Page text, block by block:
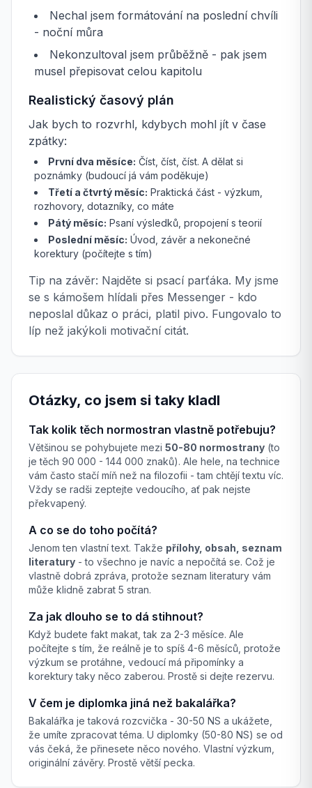
Nechal jsem formátování na poslední chvíli
- noční můra
Nekonzultoval jsem průběžně - pak jsem
musel přepisovat celou kapitolu
Realistický časový plán
Jak bych to rozvrhl, kdybych mohl jít v čase
zpátky:
První dva měsíce: Číst, číst, číst. A dělat si
poznámky (budoucí já vám poděkuje)
Třetí a čtvrtý měsíc: Praktická část - výzkum,
rozhovory, dotazníky, co máte
Pátý měsíc: Psaní výsledků, propojení s teorií
Poslední měsíc: Úvod, závěr a nekonečné
korektury (počítejte s tím)
Tip na závěr: Najděte si psací parťáka. My jsme
se s kámošem hlídali přes Messenger - kdo
neposlal důkaz o práci, platil pivo. Fungovalo to
líp než jakýkoli motivační citát.
Otázky, co jsem si taky kladl
Tak kolik těch normostran vlastně potřebuju?
Většinou se pohybujete mezi 50-80 normostrany (to
je těch 90 000 - 144 000 znaků). Ale hele, na technice
vám často stačí míň než na filozofii - tam chtějí textu víc.
Vždy se radši zeptejte vedoucího, ať pak nejste
překvapený.
A co se do toho počítá?
Jenom ten vlastní text. Takže přílohy, obsah, seznam
literatury - to všechno je navíc a nepočítá se. Což je
vlastně dobrá zpráva, protože seznam literatury vám
může klidně zabrat 5 stran.
Za jak dlouho se to dá stihnout?
Když budete fakt makat, tak za 2-3 měsíce. Ale
počítejte s tím, že reálně je to spíš 4-6 měsíců, protože
výzkum se protáhne, vedoucí má připomínky a
korektury taky něco zaberou. Prostě si dejte rezervu.
V čem je diplomka jiná než bakalářka?
Bakalářka je taková rozcvička - 30-50 NS a ukážete,
že umíte zpracovat téma. U diplomky (50-80 NS) se od
vás čeká, že přinesete něco nového. Vlastní výzkum,
originální závěry. Prostě větší pecka.